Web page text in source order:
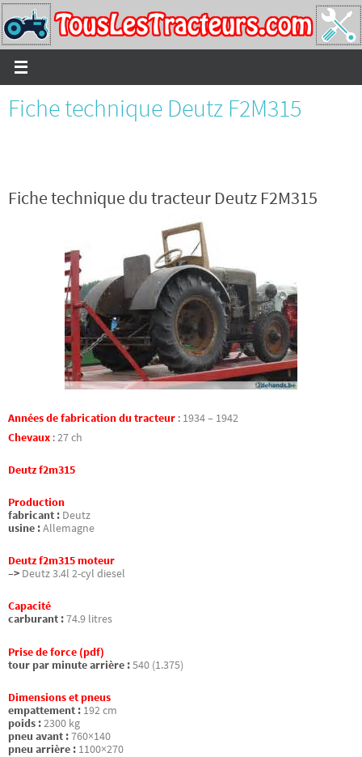
Passer
vers
le
contenu
Fiche technique Deutz F2M315
Fiche technique du tracteur Deutz F2M315
Années de fabrication du tracteur : 1934 – 1942
Chevaux :27 ch
Deutz f2m315
Production
fabricant : Deutz
usine :Allemagne
Deutz f2m315 moteur
–> Deutz 3.4l 2-cyl diesel
Capacité
carburant :74.9 litres
Prise de force (pdf)
tour par minute arrière :540 (1.375)
Dimensions et pneus
empattement : 192 cm
poids :2300 kg
pneu avant :760×140
pneu arrière : 1100×270